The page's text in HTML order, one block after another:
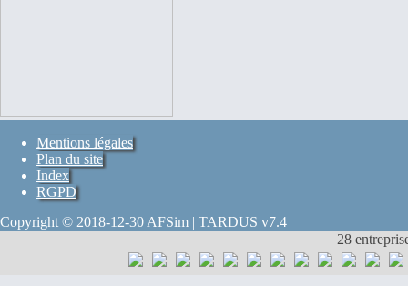
Mentions légales
Plan du site
Index
RGPD
Copyright © 2018-12-30 AFSim | TARDUS v7.4
28